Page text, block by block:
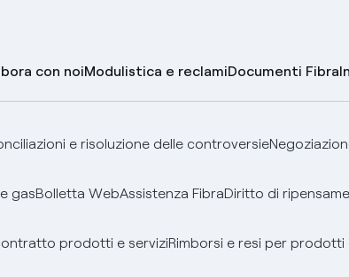
con noiModulistica e reclamiDocumenti Fibra
e risoluzione delle controversie
gasBolletta WebAssistenza FibraDiritto di
prodotti e serviziRimborsi e resi per prodotti